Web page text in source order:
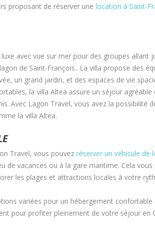
proposant de réserver une location à Saint-
avec vue sur mer pour des groupes allant
de Saint-François.. La villa propose des
un grand jardin, et des espaces de vie
la villa Altea assure un séjour
Avec Lagon Travel, vous avez la possibilité
la villa Altea.
Travel, vous pouvez réserver un véhicule de
de vacances ou à la gare maritime. Cela
les plages et attractions locales à votre
variées pour un hébergement
pour profiter pleinement de votre séjour en